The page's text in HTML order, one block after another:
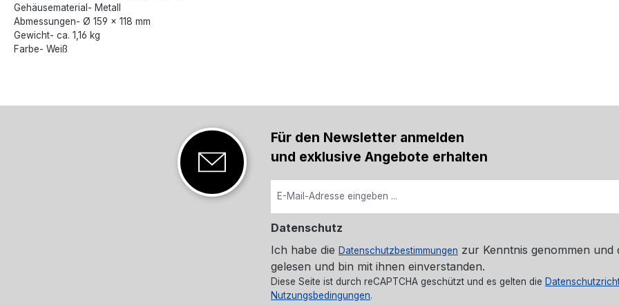
Gehäusematerial- Metall
Abmessungen- Ø 159 × 118 mm
Gewicht- ca. 1,16 kg
Farbe- Weiß
Für den Newsletter anmelden
und exklusive Angebote erhalten
Datenschutz
Ich habe die Datenschutzbestimmungen zur Kenntnis genommen und
gelesen und bin mit ihnen einverstanden.
Diese Seite ist durch reCAPTCHA geschützt und es gelten die
Nutzungsbedingungen.